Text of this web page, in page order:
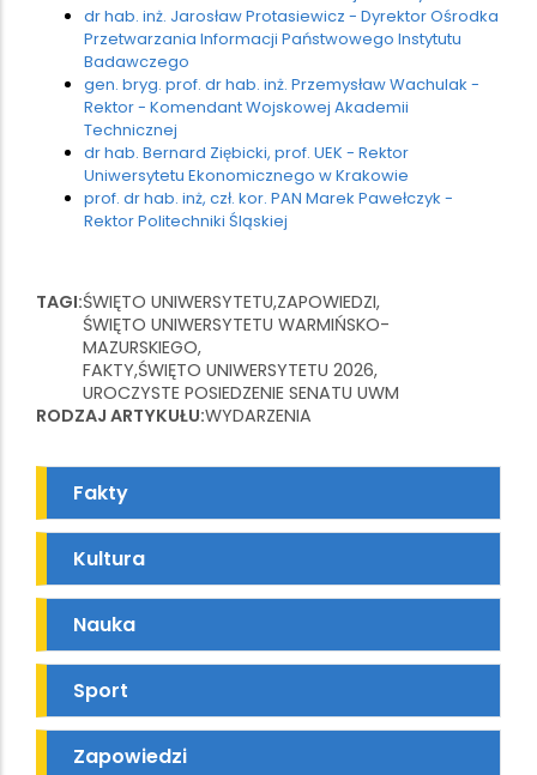
dr hab. inż. Jarosław Protasiewicz - Dyrektor Ośrodka
Przetwarzania Informacji Państwowego Instytutu
Badawczego
gen. bryg. prof. dr hab. inż. Przemysław Wachulak -
Rektor - Komendant Wojskowej Akademii
Technicznej
dr hab. Bernard Ziębicki, prof. UEK - Rektor
Uniwersytetu Ekonomicznego w Krakowie
prof. dr hab. inż, czł. kor. PAN Marek Pawełczyk -
Rektor Politechniki Śląskiej
TAGI ŚWIĘTO UNIWERSYTETU ZAPOWIEDZI
ŚWIĘTO UNIWERSYTETU WARMIŃSKO-
MAZURSKIEGO
FAKTY ŚWIĘTO UNIWERSYTETU 2026
UROCZYSTE POSIEDZENIE SENATU UWM
RODZAJ ARTYKUŁU WYDARZENIA
Fakty
Kultura
Nauka
Sport
Zapowiedzi